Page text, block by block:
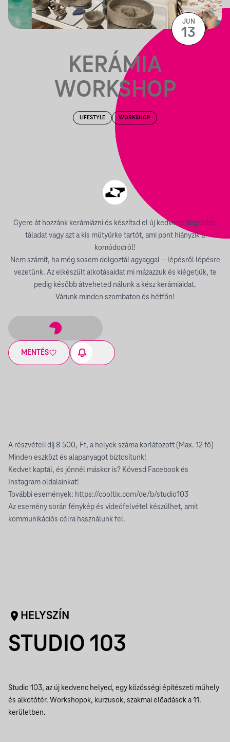
KERÁMIA
WORKSHOP
LIFESTYLE WORKSHOP
Gyere át hozzánk kerámiázni és készítsd el új kedvenc bögrédet,
táladat vagy azt a kis mütyürke tartót, ami pont hiányzik a
komódodról!
Nem számít, ha még sosem dolgoztál agyaggal – lépésről lépésre
vezetünk. Az elkészült alkotásaidat mi mázazzuk és kiégetjük, te
pedig később átveheted nálunk a kész kerámiáidat.
Várunk minden szombaton és hétfőn!
MENTÉS
JUN
13
A részvételi díj 8 500,-Ft, a helyek száma korlátozott (Max. 12 fő)
Minden eszközt és alapanyagot biztosítunk!
Kedvet kaptál, és jönnél máskor is? Kövesd Facebook és
Instagram oldalainkat!
További események: https://cooltix.com/de/b/studio103
Az esemény során fénykép és videófelvétel készülhet, amit
kommunikációs célra használunk fel.
HELYSZÍN
STUDIO 103
Studio 103, az új kedvenc helyed, egy közösségi építészeti műhely
és alkotótér. Workshopok, kurzusok, szakmai előadások a 11.
kerületben.